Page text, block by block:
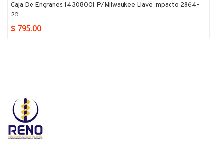
Caja De Engranes 14308001 P/milwaukee Llave Impacto 2864-
20
$ 795.00